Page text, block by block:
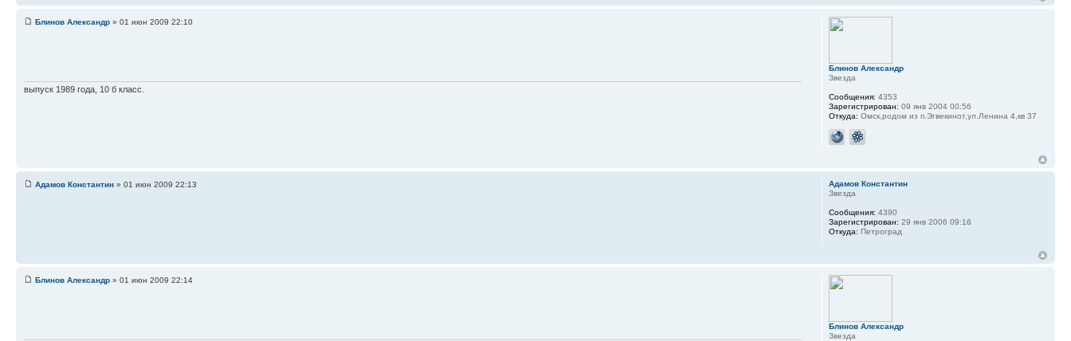
Блинов Александр » 01 июн 2009 22:10
выпуск 1989 года, 10 б класс.
Блинов Александр
Звезда
Сообщения: 4353
Зарегистрирован: 09 янв 2004 00:56
Откуда: Омск,родом из п.Эгвекинот,ул.Ленина 4,кв 37
Адамов Константин » 01 июн 2009 22:13
Адамов Константин
Звезда
Сообщения: 4390
Зарегистрирован: 29 янв 2006 09:16
Откуда: Петроград
Блинов Александр » 01 июн 2009 22:14
Блинов Александр
Звезда